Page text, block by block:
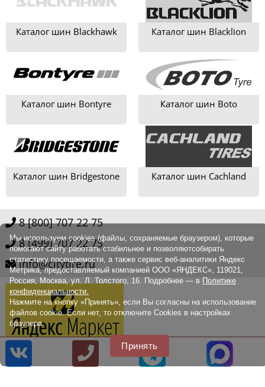
Каталог шин Blackhawk Каталог шин Blacklion
Каталог шин Bontyre Каталог шин Boto
Каталог шин Bridgestone Каталог шин Cachland
8 [800] 707 22 75
8 [499] 707 22 75
info@citytire.ru
© 2014 - 2026
Наш сайт не является публичной офертой, определяемой
Мы используем cookies (файлы, сохраняемые браузером), которые
помогают сайту работать стабильнее и позволяютсобирать
статистику посещаемости, а также сервис веб-аналитики Яндекс
Метрика, предоставляемый компанией ООО «ЯНДЕКС», 119021,
Россия, Москва, ул. Л. Толстого, 16. Подробнее — в Политике
конфиденциальности.
Нажмите на кнопку «Принять», если Вы согласны на использование
файлов cookie. Если нет, то отключите Cookies в настройках
браузера
Принять